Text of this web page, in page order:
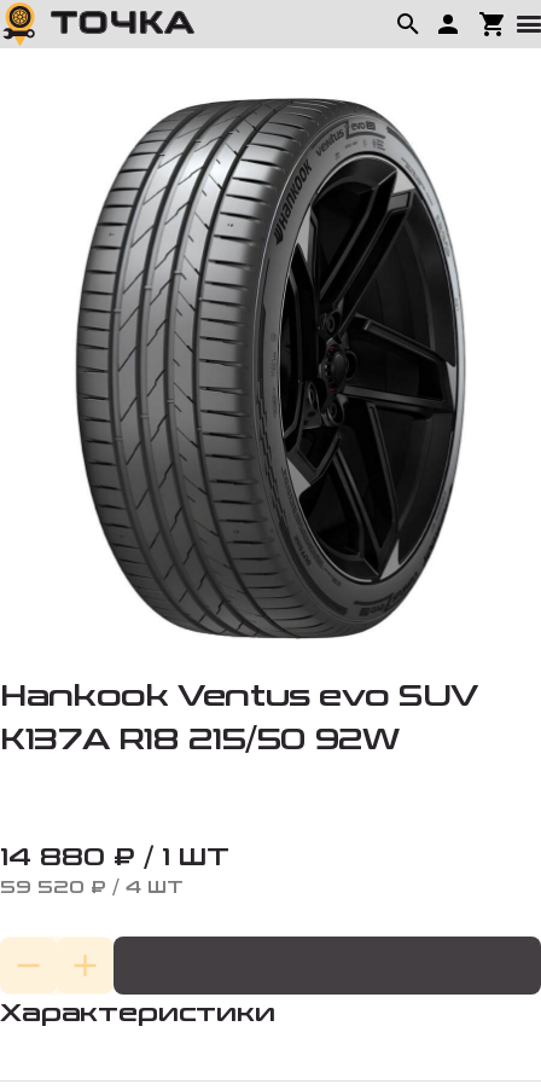
Hankook Ventus evo SUV
K137A R18 215/50 92W
14 880 ₽ / 1 ШТ
59 520 ₽ / 4 ШТ
Характеристики